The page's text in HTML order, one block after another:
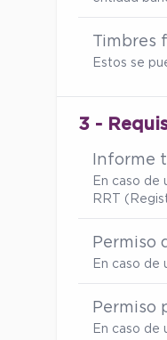
Timbres
Estos se
3 -
Informe
En caso
RRT
Permiso
En caso de
Permiso
En caso de